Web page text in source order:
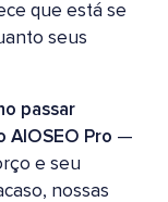
que está se
seus
passar
AIOSEO Pro —
e seu
nossas